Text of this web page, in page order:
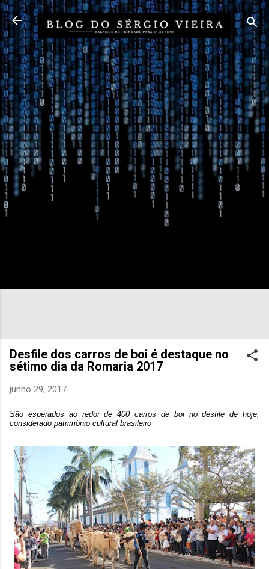
Pular para o conteúdo principal
Desfile dos carros de boi é destaque no
sétimo dia da Romaria 2017
junho 29, 2017
São esperados ao redor de 400 carros de boi no desfile de hoje,
considerado patrimônio cultural brasileiro